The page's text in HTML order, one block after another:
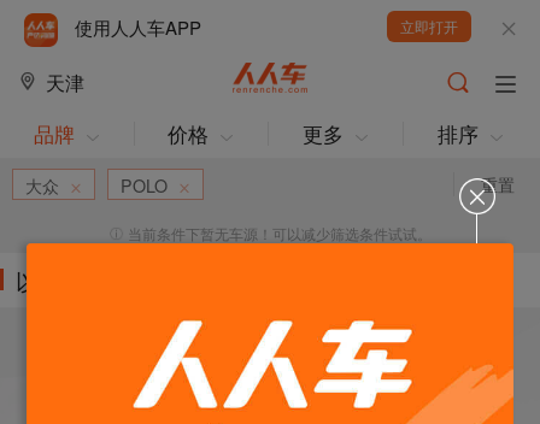
使用人人车APP 立即打开
天津
品牌 价格 更多 排序
重置
大众 POLO
当前条件下暂无车源！可以减少筛选条件试试。
以下车源的筛选条件为: